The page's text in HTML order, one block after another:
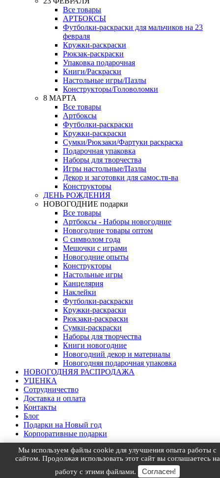
Мы используем файлы cookie для улучшения опыта работы с
сайтом. Продолжая использовать этот сайт вы соглашаетесь на
работу с этими файлами.
Согласен!
Все товары
АРТБОКСЫ
Футболки-раскраски для мальчиков на 23
февраля
Кружки-раскраски
Рюкзак-раскраски
Упаковка подарочная
Книги/Раскраски
Настольные игры/Пазлы
Конструкторы/Головоломки
8 МАРТА
Все товары
Артбоксы
Футболки-раскраски
Кружки-раскраски
Сумки/Рюкзаки/Фартуки раскраска
Подарочная упаковка
Наборы для творчества
Игры настольные/Пазлы
Декор и заготовки для самос.тв-ва
Конструкторы
ДЕНЬ РОЖДЕНИЯ
НОВОГОДНИЕ подарки
Все товары
Артбоксы - Наборы новогодние
Новогодние товары оптом
С символом года
Мешочки с играми
Новогодние опыты
Конструкторы
Настольные игры
Канцелярия
Наклейки
Футболки-раскраски
Кружки-раскраски
Рюкзаки-раскраски
Сумки-раскраски
Наборы для творчества
Книги новогодние
Новогодний декор и материалы
Новогодняя подарочная упаковка
НОВОГОДНЯЯ РАСПРОДАЖА
УЦЕНКА
Сотрудничество
Доставка и оплата
Контакты
Блог
Подарки на Новый год
Корпоративные подарки
Товар добавлен в корзину Посмотреть ×
Товар добавлен в избранное Посмотреть ×
Товар удален из избранного ×